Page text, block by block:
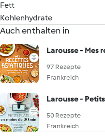
Fett
Kohlenhydrate
Auch enthalten in
Larousse - Mes
97 Rezepte
Frankreich
Larousse -
50 Rezepte
Frankreich